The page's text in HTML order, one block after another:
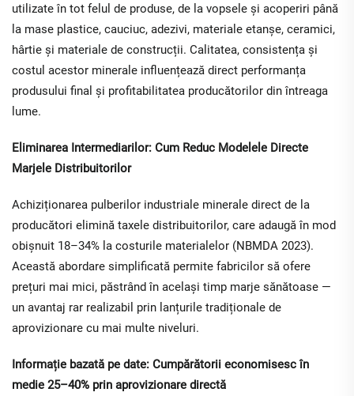
utilizate în tot felul de produse, de la vopsele și acoperiri până
la mase plastice, cauciuc, adezivi, materiale etanșe, ceramici,
hârtie și materiale de construcții. Calitatea, consistența și
costul acestor minerale influențează direct performanța
produsului final și profitabilitatea producătorilor din întreaga
lume.
Eliminarea Intermediarilor: Cum Reduc Modelele Directe
Marjele Distribuitorilor
Achiziționarea pulberilor industriale minerale direct de la
producători elimină taxele distribuitorilor, care adaugă în mod
obișnuit 18–34% la costurile materialelor (NBMDA 2023).
Această abordare simplificată permite fabricilor să ofere
prețuri mai mici, păstrând în același timp marje sănătoase —
un avantaj rar realizabil prin lanțurile tradiționale de
aprovizionare cu mai multe niveluri.
Informație bazată pe date: Cumpărătorii economisesc în
medie 25–40% prin aprovizionare directă